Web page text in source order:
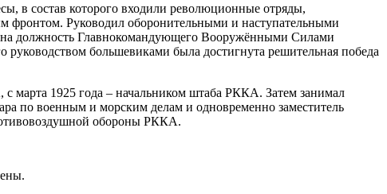
в состав которого входили революционные отряды,
фронтом. Руководил оборонительными и наступательными
должность Главнокомандующего Вооружёнными Силами
большевиками была достигнута решительная победа
марта 1925 года – начальником штаба РККА. Затем занимал
по военным и морским делам и одновременно заместитель
обороны РККА.